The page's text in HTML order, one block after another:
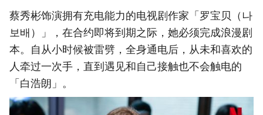
蔡秀彬饰演拥有充电能力的电视剧作家「罗宝贝（나
보배）」，在合约即将到期之际，她必须完成浪漫剧
本。自从小时候被雷劈，全身通电后，从未和喜欢的
人牵过一次手，直到遇见和自己接触也不会触电的
「白浩朗」。